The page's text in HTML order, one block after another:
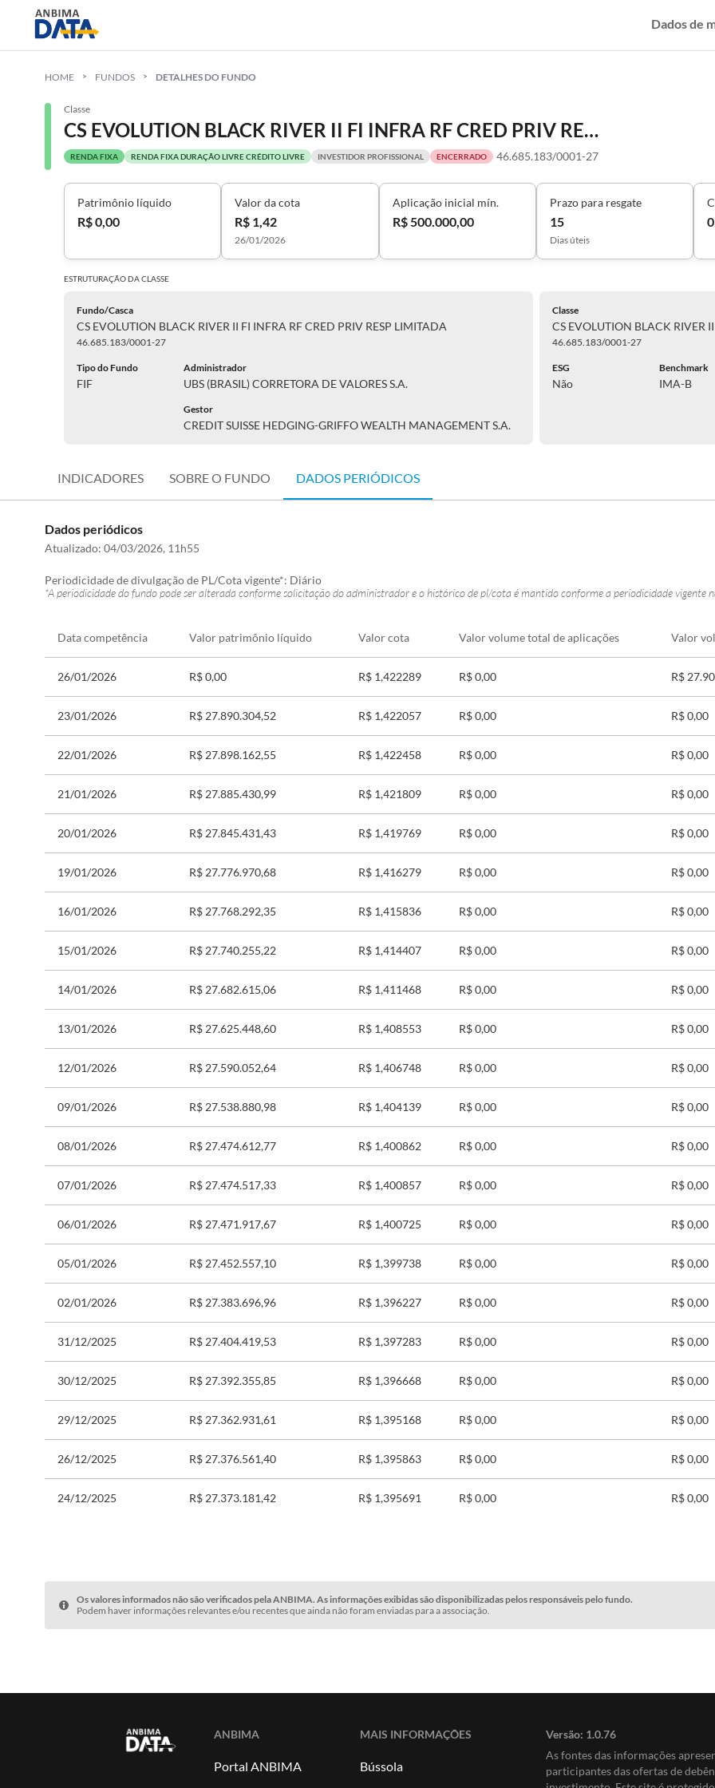
Dados de
HOME FUNDOS DETALHES DO FUNDO
Classe
CS EVOLUTION BLACK RIVER II FI INFRA RF CRED PRIV RESP LIMITADA
RENDA FIXA RENDA FIXA DURAÇÃO LIVRE CRÉDITO LIVRE INVESTIDOR PROFISSIONAL ENCERRADO 46.685.183/0001-27
Patrimônio líquido
R$ 0,00
Valor da cota
R$ 1,42
26/01/2026
Aplicação inicial mín.
R$ 500.000,00
Prazo para resgate
15
Dias úteis
0
ESTRUTURAÇÃO DACLASSE
Fundo/Casca
CS EVOLUTION BLACK RIVER II FI INFRA RF CRED PRIV RESP LIMITADA
46.685.183/0001-27
Tipo do Fundo
FIF
Administrador
UBS (BRASIL) CORRETORA DE VALORES S.A.
Gestor
CREDIT SUISSE HEDGING-GRIFFO WEALTH MANAGEMENT S.A.
Classe
CS EVOLUTION BLACK RIVER
46.685.183/0001-27
ESG
Não
Benchmark
IMA-B
INDICADORES SOBRE O FUNDO DADOS PERIÓDICOS
Dados periódicos
Atualizado: 04/03/2026, 11h55
Periodicidade de divulgação de PL/Cota vigente*: Diário
*A periodicidade do fundo pode ser alterada conforme solicitação do administrador e o histórico de pl/cota é mantido conforme a periodicidade vigente
Data competência Valor patrimônio líquido Valor cota Valor volume total de aplicações Valor
26/01/2026 R$ 0,00 R$ 1,422289 R$ 0,00 R$
23/01/2026 R$ 27.890.304,52 R$ 1,422057 R$ 0,00 R$ 0,00
22/01/2026 R$ 27.898.162,55 R$ 1,422458 R$ 0,00 R$ 0,00
21/01/2026 R$ 27.885.430,99 R$ 1,421809 R$ 0,00 R$ 0,00
20/01/2026 R$ 27.845.431,43 R$ 1,419769 R$ 0,00 R$ 0,00
19/01/2026 R$ 27.776.970,68 R$ 1,416279 R$ 0,00 R$ 0,00
16/01/2026 R$ 27.768.292,35 R$ 1,415836 R$ 0,00 R$ 0,00
15/01/2026 R$ 27.740.255,22 R$ 1,414407 R$ 0,00 R$ 0,00
14/01/2026 R$ 27.682.615,06 R$ 1,411468 R$ 0,00 R$ 0,00
13/01/2026 R$ 27.625.448,60 R$ 1,408553 R$ 0,00 R$ 0,00
12/01/2026 R$ 27.590.052,64 R$ 1,406748 R$ 0,00 R$ 0,00
09/01/2026 R$ 27.538.880,98 R$ 1,404139 R$ 0,00 R$ 0,00
08/01/2026 R$ 27.474.612,77 R$ 1,400862 R$ 0,00 R$ 0,00
07/01/2026 R$ 27.474.517,33 R$ 1,400857 R$ 0,00 R$ 0,00
06/01/2026 R$ 27.471.917,67 R$ 1,400725 R$ 0,00 R$ 0,00
05/01/2026 R$ 27.452.557,10 R$ 1,399738 R$ 0,00 R$ 0,00
02/01/2026 R$ 27.383.696,96 R$ 1,396227 R$ 0,00 R$ 0,00
31/12/2025 R$ 27.404.419,53 R$ 1,397283 R$ 0,00 R$ 0,00
30/12/2025 R$ 27.392.355,85 R$ 1,396668 R$ 0,00 R$ 0,00
29/12/2025 R$ 27.362.931,61 R$ 1,395168 R$ 0,00 R$ 0,00
26/12/2025 R$ 27.376.561,40 R$ 1,395863 R$ 0,00 R$ 0,00
24/12/2025 R$ 27.373.181,42 R$ 1,395691 R$ 0,00 R$ 0,00
Os valores informados não são verificados pela ANBIMA. As informações exibidas são disponibilizadas pelos responsáveis pelo fundo.
Podem haver informações relevantes e/ou recentes que ainda não foram enviadas para a associação.
ANBIMA
Portal ANBIMA
MAIS INFORMAÇÕES
Bússola
Versão: 1.0.76
As fontes das informações
participantes das ofertas de